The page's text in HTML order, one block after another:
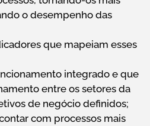
o desempenho das
que mapeiam esses
integrado e que
entre os setores da
de negócio definidos;
com processos mais